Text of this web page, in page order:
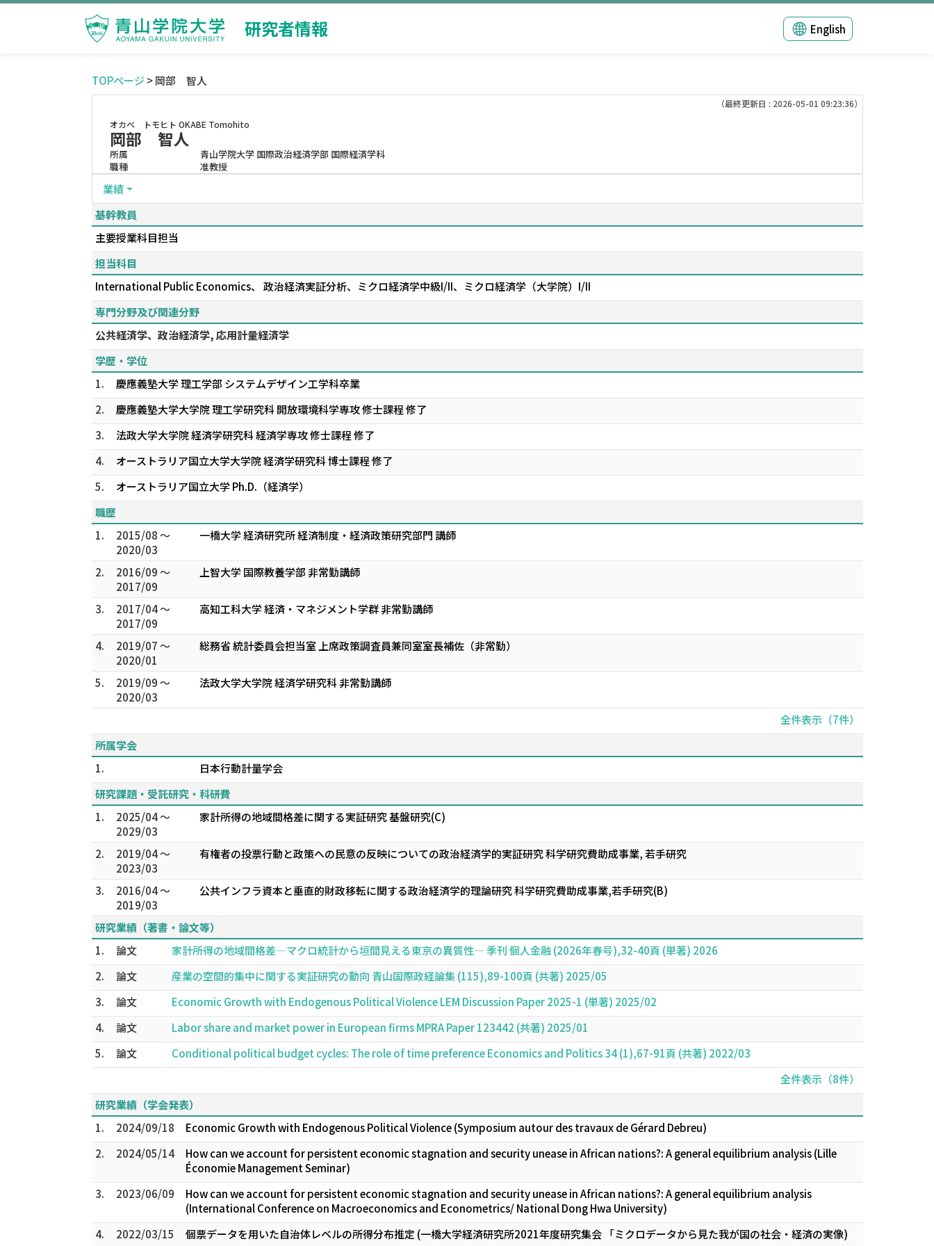
研究者情報 English
TOPページ > 岡部 智人
（最終更新日 : 2026-05-01 09:23:36）
オカベ トモヒト OKABE Tomohito
岡部 智人
所属
青山学院大学 国際政治経済学部 国際経済学科
職種
准教授
業績
基幹教員
主要授業科目担当
担当科目
International Public Economics、 政治経済実証分析、ミクロ経済学中級I/II、ミクロ経済学（大学院）I/II
専門分野及び関連分野
公共経済学、政治経済学, 応用計量経済学
学歴・学位
1.
慶應義塾大学 理工学部 システムデザイン工学科卒業
2.
慶應義塾大学大学院 理工学研究科 開放環境科学専攻 修士課程 修了
3.
法政大学大学院 経済学研究科 経済学専攻 修士課程 修了
4.
オーストラリア国立大学大学院 経済学研究科 博士課程 修了
5.
オーストラリア国立大学 Ph.D.（経済学）
職歴
1.
2015/08 ～
2020/03
一橋大学 経済研究所 経済制度・経済政策研究部門 講師
2.
2016/09 ～
2017/09
上智大学 国際教養学部 非常勤講師
3.
2017/04 ～
2017/09
高知工科大学 経済・マネジメント学群 非常勤講師
4.
2019/07 ～
2020/01
総務省 統計委員会担当室 上席政策調査員兼同室室長補佐（非常勤）
5.
2019/09 ～
2020/03
法政大学大学院 経済学研究科 非常勤講師
全件表示（7件）
所属学会
1.
日本行動計量学会
研究課題・受託研究・科研費
1.
2025/04 ～
2029/03
家計所得の地域間格差に関する実証研究 基盤研究(C)
2.
2019/04 ～
2023/03
有権者の投票行動と政策への民意の反映についての政治経済学的実証研究 科学研究費助成事業, 若手研究
3.
2016/04 ～
2019/03
公共インフラ資本と垂直的財政移転に関する政治経済学的理論研究 科学研究費助成事業,若手研究(B)
研究業績（著書・論文等）
1.
論文
家計所得の地域間格差―マクロ統計から垣間見える東京の異質性― 季刊 個人金融 (2026年春号),32-40頁 (単著) 2026
2.
論文
産業の空間的集中に関する実証研究の動向 青山国際政経論集 (115),89-100頁 (共著) 2025/05
3.
論文
Economic Growth with Endogenous Political Violence LEM Discussion Paper 2025-1 (単著) 2025/02
4.
論文
Labor share and market power in European firms MPRA Paper 123442 (共著) 2025/01
5.
論文
Conditional political budget cycles: The role of time preference Economics and Politics 34 (1),67-91頁 (共著) 2022/03
全件表示（8件）
研究業績（学会発表）
1.
2024/09/18
Economic Growth with Endogenous Political Violence (Symposium autour des travaux de Gérard Debreu)
2.
2024/05/14
How can we account for persistent economic stagnation and security unease in African nations?: A general equilibrium analysis (Lille
Économie Management Seminar)
3.
2023/06/09
How can we account for persistent economic stagnation and security unease in African nations?: A general equilibrium analysis
(International Conference on Macroeconomics and Econometrics/ National Dong Hwa University)
4.
2022/03/15 個票データを用いた自治体レベルの所得分布推定 (一橋大学経済研究所2021年度研究集会 「ミクロデータから見た我が国の社会・経済の実像)